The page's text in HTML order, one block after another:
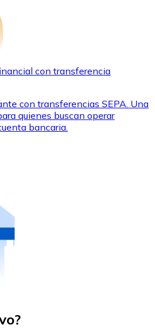
con transferencia
con transferencias SEPA. Una
quienes buscan operar
bancaria.